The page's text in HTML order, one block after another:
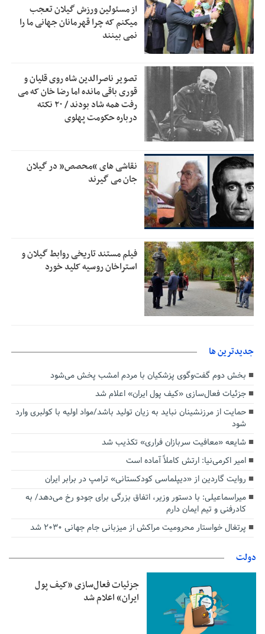
2:53
زمان جلسه سرنوشت‌ساز هیات رئیسه فدراسیون فوتبال با حضور
قلعه‌نویی مشخص شد
2:50
دفتر رهبر انقلاب: مطالب خارج از مراجع رسمی فاقد سندیت
2:46
بقائی: فضای مذاکرات فنی و سیاسی ایران و عمان درباره تنگه
هرمز، مثبت است
1:30
رئیس سازمان جهاد کشاورزی استان: کشاورزان گیلان نسبت به
دریافت یارانه کود اقدام کنند
1:00 تمدید مهلت اظهارنامه‌های مالیاتی سال ۱۴۰۴ تا پایان شهریورماه
از مسئولین ورزش گیلان تعجب
میکنم که چرا قهرمانان جهانی ما را
نمی بینند
تصویر ناصرالدین شاه روی قلیان و
قوری باقی مانده اما رضا خان که می
رفت همه شاد بودند / ۲۰ نکته
درباره حکومت پهلوی
نقاشی های “محصص” در گیلان
جان می گیرند
فیلم مستند تاریخی روابط گیلان و
استراخان روسیه کلید خورد
جديدترين ها
بخش دوم گفت‌وگوی پزشکیان با مردم امشب پخش می‌شود
جزئیات فعال‌سازی «کیف پول ایران» اعلام شد
حمایت از مرزنشینان نباید به زیان تولید باشد/مواد اولیه با کولبری وارد
شود
شایعه «معافیت سربازان فراری» تکذیب شد
امیر اکرمی‌نیا: ارتش کاملاً آماده است
روایت گاردین از «دیپلماسی کودکستانی» ترامپ در برابر ایران
میراسماعیلی: با دستور وزیر، اتفاق بزرگی برای جودو رخ می‌دهد/ به
کادرفنی و تیم ایمان دارم
پرتغال خواستار محرومیت مراکش از میزبانی جام جهانی ۲۰۳۰ شد
دولت
جزئیات فعال‌سازی «کیف پول
ایران» اعلام شد